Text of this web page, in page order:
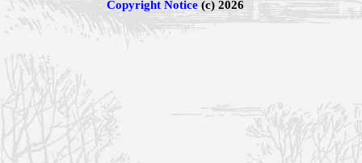
Copyright Notice(c) 2026